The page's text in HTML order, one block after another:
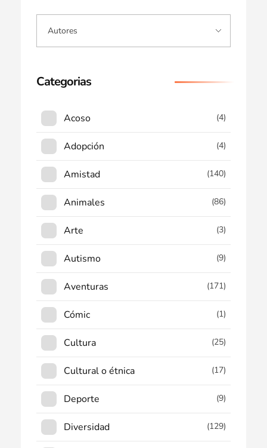
Categorias
Acoso (4)
Adopción (4)
Amistad (140)
Animales (86)
Arte (3)
Autismo (9)
Aventuras (171)
Cómic (1)
Cultura (25)
Cultural o étnica (17)
Deporte (9)
Diversidad (129)